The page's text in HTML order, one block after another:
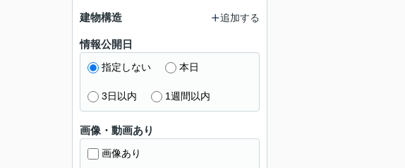
建物構造 追加する
情報公開日
指定しない 本日
3日以内 1週間以内
画像・動画あり
画像あり